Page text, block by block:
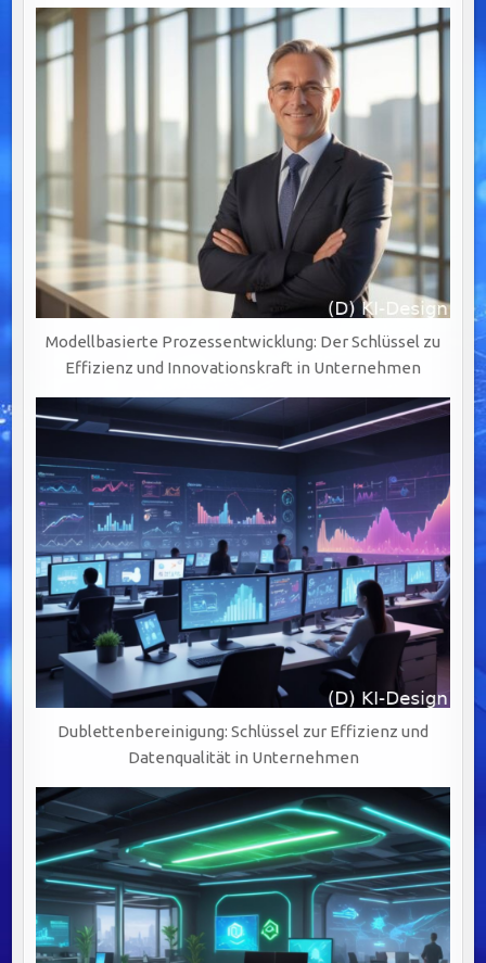
WERTSCHÖPFUNG
DURCH
PRÄZISE
UND
VERLÄSSLICHE
DATENQUALITÄT
Modellbasierte Prozessentwicklung: Der Schlüssel zu
Effizienz und Innovationskraft in Unternehmen
Dublettenbereinigung: Schlüssel zur Effizienz und
Datenqualität in Unternehmen